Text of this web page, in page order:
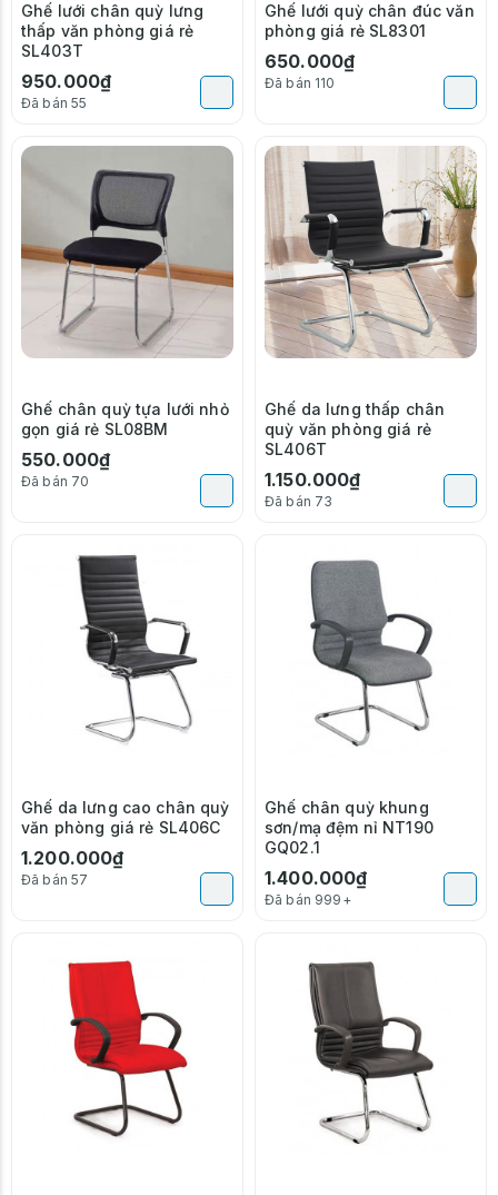
Ghế lưới chân quỳ lưng
thấp văn phòng giá rẻ
SL403T
950.000₫
Đã bán 55
Ghế lưới quỳ chân đúc văn
phòng giá rẻ SL8301
650.000₫
Đã bán 110
Ghế chân quỳ tựa lưới nhỏ
gọn giá rẻ SL08BM
550.000₫
Đã bán 70
Ghế da lưng thấp chân
quỳ văn phòng giá rẻ
SL406T
1.150.000₫
Đã bán 73
Ghế da lưng cao chân quỳ
văn phòng giá rẻ SL406C
1.200.000₫
Đã bán 57
Ghế chân quỳ khung
sơn/mạ đệm nỉ NT190
GQ02.1
1.400.000₫
Đã bán 999+